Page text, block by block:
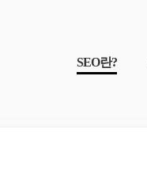
SEO란?